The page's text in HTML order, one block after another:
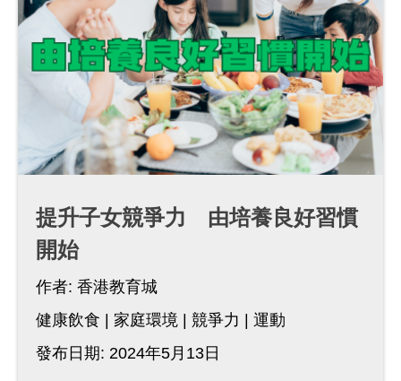
提升子女競爭力 由培養良好習慣
開始
作者: 香港教育城
健康飲食
家庭環境 競爭力
運動
發布日期: 2024年5月13日